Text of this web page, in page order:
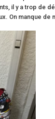
il y a trop de
On manque de